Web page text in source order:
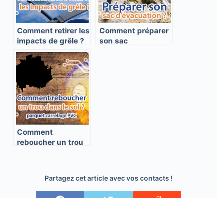
Comment retirer les
impacts de grêle ?
Comment préparer
son sac
Comment
reboucher un trou
revêtement
plastique ?
Partagez cet article avec vos contacts !